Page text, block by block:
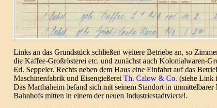
Links an das Grund­stück schließen weitere Betriebe an, so
die Kaffee-Groß­rös­terei etc. und zunächst auch Koloni­al­waren-
Ed. Seppeler. Rechts neben dem Haus eine Ein­fahrt auf das
Maschi­nen­fabrik und Eisen­gießerei Th. Calow & Co. (siehe Link
Das Martha­heim befand sich mit seinem Stand­ort in unmit­tel­barer
Bahn­hofs mitten in einem der neuen Indus­trie­stadt­viertel.